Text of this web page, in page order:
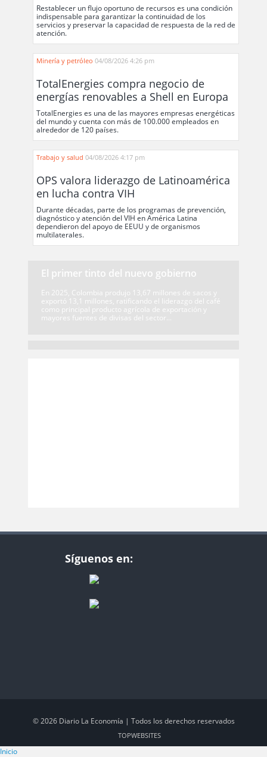
Restablecer un flujo oportuno de recursos es una condición
indispensable para garantizar la continuidad de los
servicios y preservar la capacidad de respuesta de la red de
atención.
Minería y petróleo 04/08/2026 4:26 pm
TotalEnergies compra negocio de
energías renovables a Shell en Europa
TotalEnergies es una de las mayores empresas energéticas
del mundo y cuenta con más de 100.000 empleados en
alrededor de 120 países.
Trabajo y salud 04/08/2026 4:17 pm
OPS valora liderazgo de Latinoamérica
en lucha contra VIH
Durante décadas, parte de los programas de prevención,
diagnóstico y atención del VIH en América Latina
dependieron del apoyo de EEUU y de organismos
multilaterales.
El primer tinto del nuevo gobierno
En 2025, Colombia produjo 13,67 millones de sacos y
exportó 13,1 millones, ratificando el liderazgo del café
como principal producto agrícola de exportación y
mayores fuentes de divisas del sector...
Síguenos en:
© 2026 Diario La Economía | Todos los derechos reservados
TOPWEBSITES
Inicio